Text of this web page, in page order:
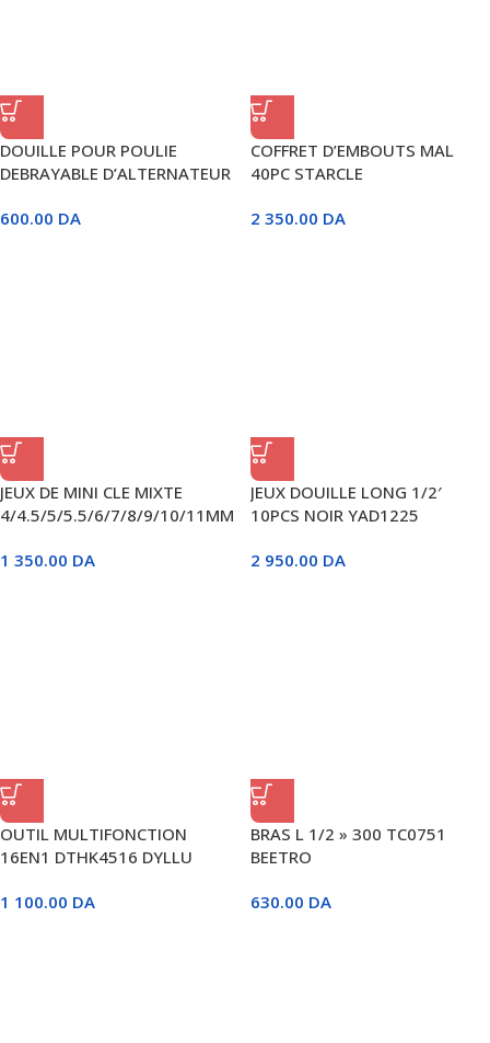
DOUILLE POUR POULIE
DEBRAYABLE D’ALTERNATEUR
600.00 DA
COFFRET D’EMBOUTS MAL
40PC STARCLE
2 350.00 DA
JEUX DE MINI CLE MIXTE
4/4.5/5/5.5/6/7/8/9/10/11MM
1 350.00 DA
JEUX DOUILLE LONG 1/2′
10PCS NOIR YAD1225
2 950.00 DA
OUTIL MULTIFONCTION
16EN1 DTHK4516 DYLLU
1 100.00 DA
BRAS L 1/2 » 300 TC0751
BEETRO
630.00 DA